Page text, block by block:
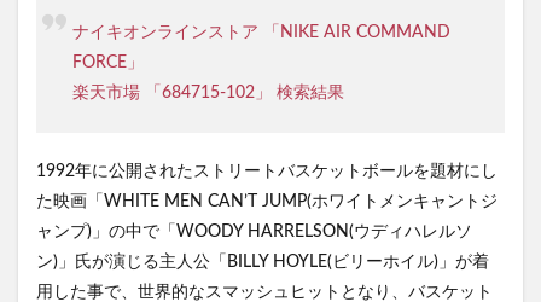
ナイキオンラインストア 「NIKE AIR COMMAND
FORCE」
楽天市場 「684715-102」 検索結果
1992年に公開されたストリートバスケットボールを題材にし
た映画「WHITE MEN CAN’T JUMP(ホワイトメンキャントジ
ャンプ)」の中で「WOODY HARRELSON(ウディハレルソ
ン)」氏が演じる主人公「BILLY HOYLE(ビリーホイル)」が着
用した事で、世界的なスマッシュヒットとなり、バスケット